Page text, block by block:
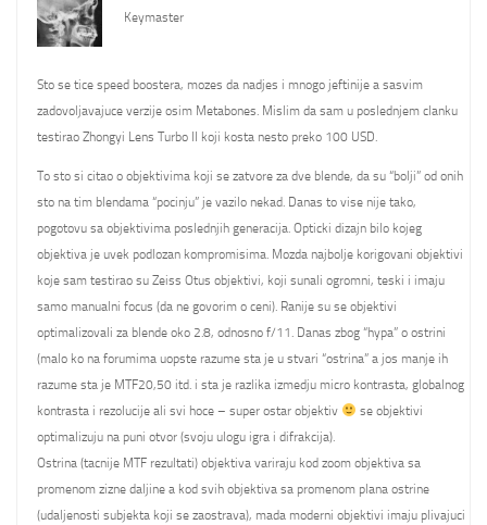
Keymaster
Sto se tice speed boostera, mozes da nadjes i mnogo jeftinije a sasvim
zadovoljavajuce verzije osim Metabones. Mislim da sam u poslednjem clanku
testirao Zhongyi Lens Turbo II koji kosta nesto preko 100 USD.
To sto si citao o objektivima koji se zatvore za dve blende, da su “bolji” od onih
sto na tim blendama “pocinju” je vazilo nekad. Danas to vise nije tako,
pogotovu sa objektivima poslednjih generacija. Opticki dizajn bilo kojeg
objektiva je uvek podlozan kompromisima. Mozda najbolje korigovani objektivi
koje sam testirao su Zeiss Otus objektivi, koji sunali ogromni, teski i imaju
samo manualni focus (da ne govorim o ceni). Ranije su se objektivi
optimalizovali za blende oko 2.8, odnosno f/11. Danas zbog “hypa” o ostrini
(malo ko na forumima uopste razume sta je u stvari “ostrina” a jos manje ih
razume sta je MTF20,50 itd. i sta je razlika izmedju micro kontrasta, globalnog
kontrasta i rezolucije ali svi hoce – super ostar objektiv
se objektivi
optimalizuju na puni otvor (svoju ulogu igra i difrakcija).
Ostrina (tacnije MTF rezultati) objektiva variraju kod zoom objektiva sa
promenom zizne daljine a kod svih objektiva sa promenom plana ostrine
(udaljenosti subjekta koji se zaostrava), mada moderni objektivi imaju plivajuci